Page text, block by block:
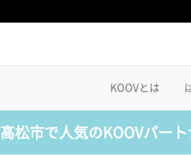
KOOVとは
高松市で人気のKOOVパー